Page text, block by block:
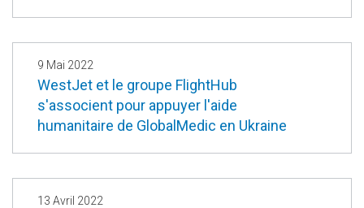
9 Mai 2022
WestJet et le groupe FlightHub
s'associent pour appuyer l'aide
humanitaire de GlobalMedic en Ukraine
13 Avril 2022